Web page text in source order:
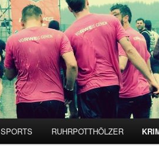
SPORTS RUHRPOTTHÖLZER